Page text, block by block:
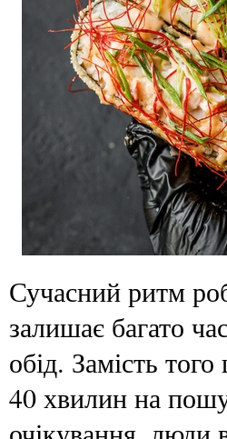
Сучасний ритм
залишає багато
обід. Замість
40 хвилин на